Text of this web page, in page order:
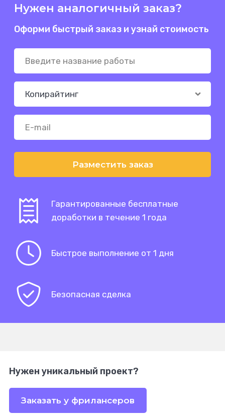
Нужен аналогичный заказ?
Оформи быстрый заказ и узнай стоимость
Разместить заказ
Гарантированные бесплатные
доработки в течение 1 года
Быстрое выполнение от 1 дня
Безопасная сделка
Нужен уникальный проект?
Заказать у фрилансеров